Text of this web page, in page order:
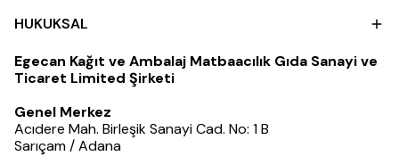
HUKUKSAL
Egecan Kağıt ve Ambalaj Matbaacılık Gıda Sanayi ve
Ticaret Limited Şirketi
Genel Merkez
Acıdere Mah. Birleşik Sanayi Cad. No: 1 B
Sarıçam / Adana